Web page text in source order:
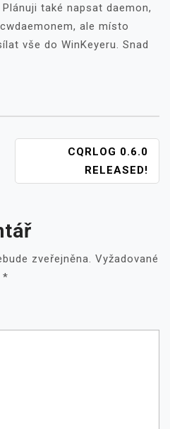
Plánuji také napsat daemon,
ale místo
vše do WinKeyeru. Snad
CQRLOG 0.6.0
RELEASED!
zveřejněna. Vyžadované
*